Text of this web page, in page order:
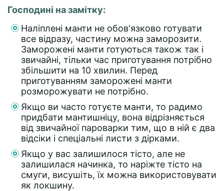
Господині на замітку:
Наліплені манти не обов'язково готувати
все відразу, частину можна заморозити.
Заморожені манти готуються також так і
звичайні, тільки час приготування потрібно
збільшити на 10 хвилин. Перед
приготуванням заморожені манти
розморожувати не потрібно.
Якщо ви часто готуєте манти, то радимо
придбати мантишніцу, вона відрізняється
від звичайної пароварки тим, що в ній є два
відсіки і спеціальні листи з дірками.
Якщо у вас залишилося тісто, але не
залишилася начинка, то наріжте тісто на
смуги, висушіть, їх можна використовувати
як локшину.